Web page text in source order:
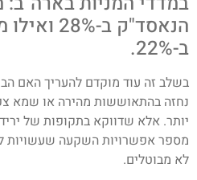
ב-22%.
בשלב זה עוד מוקדם להעריך האם
נחזה בהתאוששות מהירה או שמא
יותר. אלא שדווקא בתקופות של
מספר אפשרויות השקעה שעשויות
לא מבוטלים.